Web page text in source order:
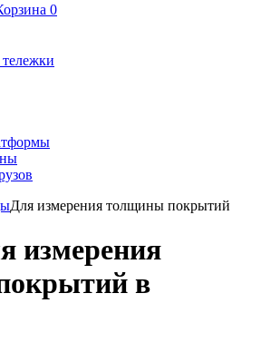
0
Для измерения толщины покрытий
измерения
в